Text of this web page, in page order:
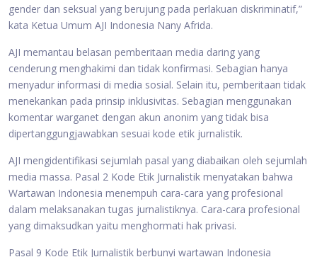
gender dan seksual yang berujung pada perlakuan diskriminatif,”
kata Ketua Umum AJI Indonesia Nany Afrida.
AJI memantau belasan pemberitaan media daring yang
cenderung menghakimi dan tidak konfirmasi. Sebagian hanya
menyadur informasi di media sosial. Selain itu, pemberitaan tidak
menekankan pada prinsip inklusivitas. Sebagian menggunakan
komentar warganet dengan akun anonim yang tidak bisa
dipertanggungjawabkan sesuai kode etik jurnalistik.
AJI mengidentifikasi sejumlah pasal yang diabaikan oleh sejumlah
media massa. Pasal 2 Kode Etik Jurnalistik menyatakan bahwa
Wartawan Indonesia menempuh cara-cara yang profesional
dalam melaksanakan tugas jurnalistiknya. Cara-cara profesional
yang dimaksudkan yaitu menghormati hak privasi.
Pasal 9 Kode Etik Jurnalistik berbunyi wartawan Indonesia